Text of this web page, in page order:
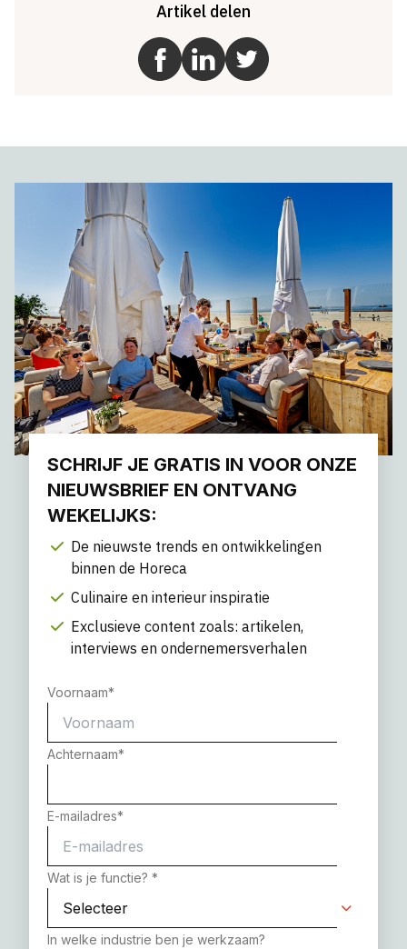
Artikel delen
SCHRIJF JE GRATIS IN VOOR ONZE
NIEUWSBRIEF EN ONTVANG
WEKELIJKS:
De nieuwste trends en ontwikkelingen
binnen de Horeca
Culinaire en interieur inspiratie
Exclusieve content zoals: artikelen,
interviews en ondernemersverhalen
Voornaam*
Achternaam*
E-mailadres*
Wat is je functie? *
In welke industrie ben je werkzaam?